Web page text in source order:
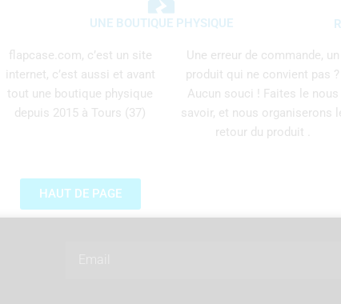
UNE BOUTIQUE PHYSIQUE
flapcase.com, c’est un site
internet, c’est aussi et avant
tout une boutique physique
depuis 2015 à Tours (37)
Une erreur de commande, un
produit qui ne convient pas ?
Aucun souci ! Faites le nous
savoir, et nous organiserons
retour du produit .
HAUT DE PAGE